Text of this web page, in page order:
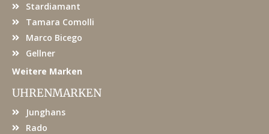
Stardiamant
Tamara Comolli
Marco Bicego
Gellner
Weitere Marken
UHRENMARKEN
Junghans
Rado